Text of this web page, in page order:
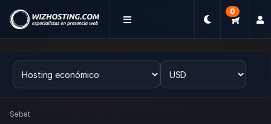
0
Səbət